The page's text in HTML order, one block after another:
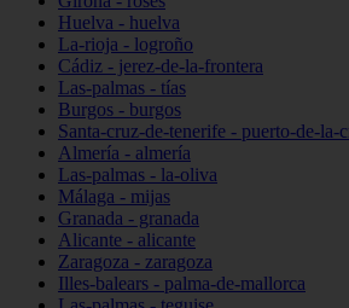
Huelva - huelva
La-rioja - logroño
Cádiz - jerez-de-la-frontera
Las-palmas - tías
Burgos - burgos
Santa-cruz-de-tenerife - puerto-de-la-
Almería - almería
Las-palmas - la-oliva
Málaga - mijas
Granada - granada
Alicante - alicante
Zaragoza - zaragoza
Illes-balears - palma-de-mallorca